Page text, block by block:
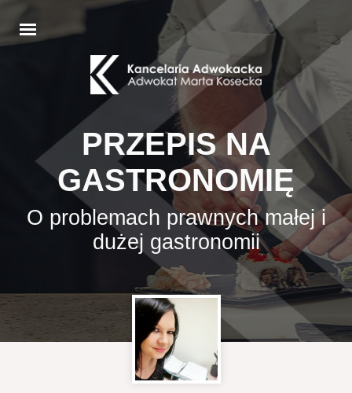
PRZEPIS NA
GASTRONOMIĘ
O problemach prawnych małej i
dużej gastronomii